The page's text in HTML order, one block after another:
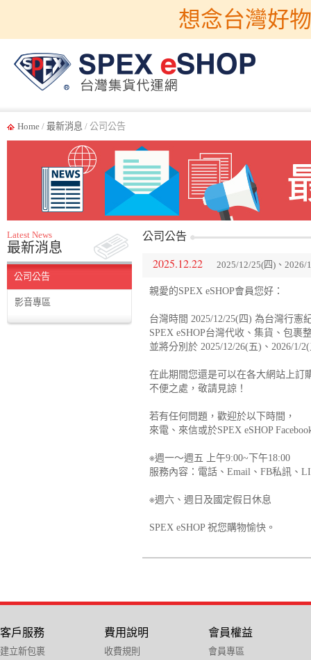
想念台灣好
Home / 最新消息 / 公司公告
Latest News
最新消息
公司公告
影音專區
公司公告
2025.12.22 2025/12/25(四)、2026/
親愛的SPEX eSHOP會員您好：
台灣時間 2025/12/25(四) 為台灣行憲
SPEX eSHOP台灣代收、集貨、包裹
並將分別於 2025/12/26(五)、2026/1/
在此期間您還是可以在各大網站上訂
不便之處，敬請見諒！
若有任何問題，歡迎於以下時間，
來電、來信或於SPEX eSHOP
※週一～週五 上午9:00~下午18:00
服務內容：電話、Email、FB私訊、
※週六、週日及國定假日休息
SPEX eSHOP 祝您購物愉快。
客戶服務
建立新包裹
費用說明
收費規則
會員權益
會員專區